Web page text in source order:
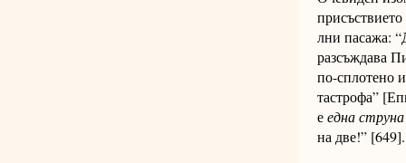
лни па­са­жа:
разсъждава
по-сплотено
тастрофа”
ееднастру­­на
на две!” [649].